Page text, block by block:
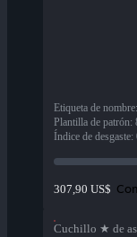
Etiqueta de nombre:
Plantilla de patrón:
Índice de desgaste:
307,90 US$
Cuchillo ★ de